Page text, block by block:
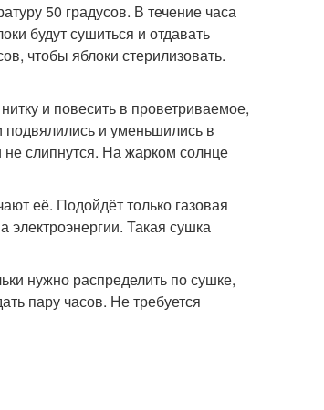
50 градусов. В течение часа
будут сушиться и отдавать
чтобы яблоки стерилизовать.
и повесить в проветриваемое,
подвялились и уменьшились в
слипнутся. На жарком солнце
её. Подойдёт только газовая
электроэнергии. Такая сушка
нужно распределить по сушке,
пару часов. Не требуется